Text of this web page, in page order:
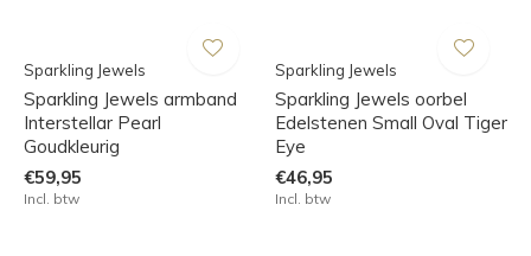
Sparkling Jewels
Sparkling Jewels armband
Interstellar Pearl
Goudkleurig
€59,95
Incl. btw
Sparkling Jewels
Sparkling Jewels oorbel
Edelstenen Small Oval Tiger
Eye
€46,95
Incl. btw